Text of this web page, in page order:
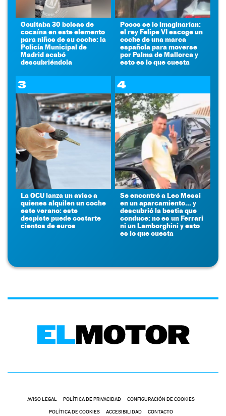
Ocultaba 30 bolsas de
cocaína en este elemento
para niños de su coche: la
Policía Municipal de
Madrid acabó
descubriéndola
Pocos se lo imaginarían:
el rey Felipe VI escoge un
coche de una marca
española para moverse
por Palma de Mallorca y
esto es lo que cuesta
3
La OCU lanza un aviso a
quienes alquilen un coche
este verano: este
despiste puede costarte
cientos de euros
4
Se encontró a Leo Messi
en un aparcamiento... y
descubrió la bestia que
conduce: no es un Ferrari
ni un Lamborghini y esto
es lo que cuesta
AVISO LEGAL POLÍTICA DE PRIVACIDAD CONFIGURACIÓN DE COOKIES
POLÍTICA DE COOKIES ACCESIBILIDAD CONTACTO